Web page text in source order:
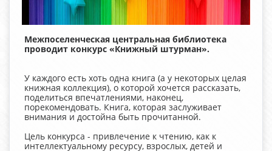
Межпоселенческая центральная библиотека
проводит конкурс «Книжный штурман».
У каждого есть хоть одна книга (а у некоторых целая
книжная коллекция), о которой хочется рассказать,
поделиться впечатлениями, наконец,
порекомендовать. Книга, которая заслуживает
внимания и достойна быть прочитанной.
Цель конкурса - привлечение к чтению, как к
интеллектуальному ресурсу, взрослых, детей и